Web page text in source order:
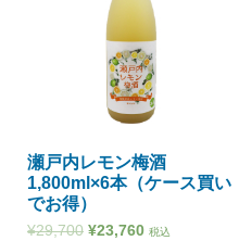
瀬戸内レモン梅酒
1,800ml×6本（ケース買い
でお得）
¥29,700 ¥23,760 税込